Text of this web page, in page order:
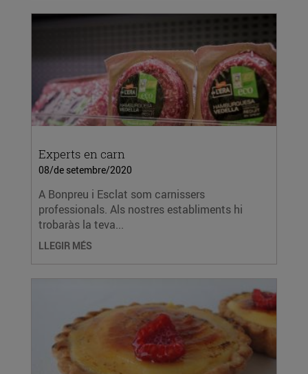
Experts en carn
08/de setembre/2020
A Bonpreu i Esclat som carnissers
professionals. Als nostres establiments hi
trobaràs la teva...
LLEGIR MÉS